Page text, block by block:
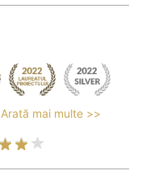
Arată mai multe >>